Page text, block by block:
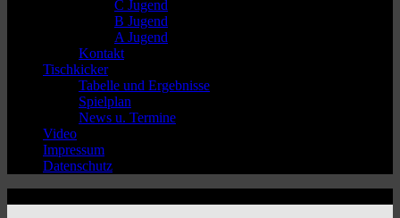
C Jugend
B Jugend
A Jugend
Kontakt
Tischkicker
Tabelle und Ergebnisse
Spielplan
News u. Termine
Video
Impressum
Datenschutz